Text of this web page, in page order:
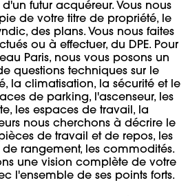
futur acquéreur. Vous nous
de votre titre de propriété, le
des plans. Vous nous faites
ou à effectuer, du DPE. Pour
Paris, nous vous posons un
questions techniques sur le
la climatisation, la sécurité et le
de parking, l'ascenseur, les
les espaces de travail, la
nous cherchons à décrire le
de travail et de repos, les
rangement, les commodités.
une vision complète de votre
l'ensemble de ses points forts.